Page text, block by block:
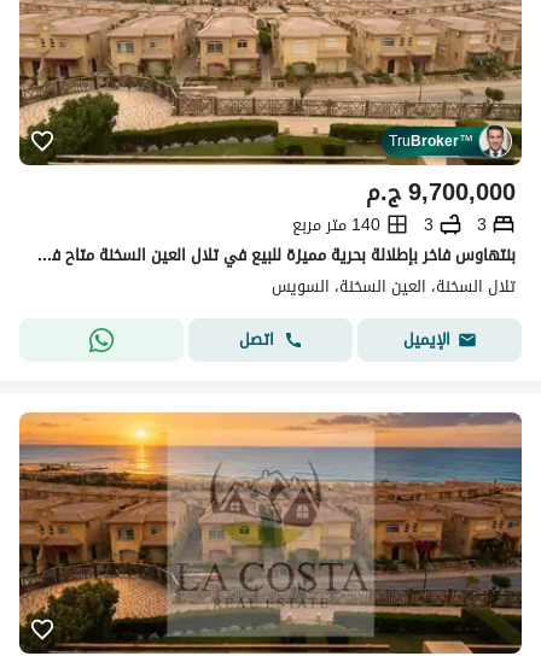
TruBroker™
ج.م9,700,000
3
3
140 متر مربع
بنتهاوس فاخر بإطلالة بحرية مميزة للبيع في تلال العين السخنة متاح في القريه جميع الخدمات منها حمامات سباحه , مطاعم , كافيهات, أكوابارك . . . . . . . . . . . . . . . .
تلال السخنة، العين السخنة، السويس
الإيميل
اتصل